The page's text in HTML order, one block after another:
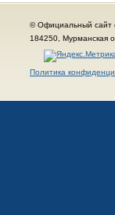
© Официальный сайт
184250, Мурманская
Политика